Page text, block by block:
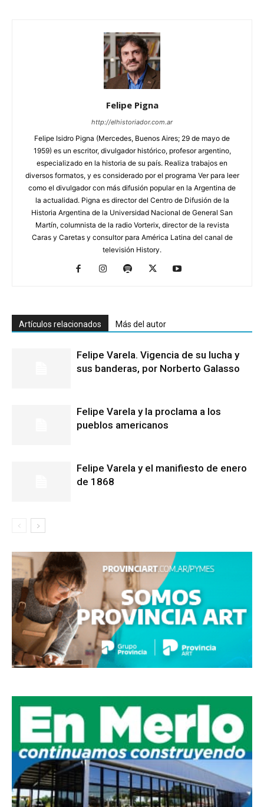
Felipe Pigna
http://elhistoriador.com.ar
Felipe Isidro Pigna (Mercedes, Buenos Aires; 29 de mayo de
1959) es un escritor, divulgador histórico, profesor argentino,
especializado en la historia de su país. Realiza trabajos en
diversos formatos, y es considerado por el programa Ver para leer
como el divulgador con más difusión popular en la Argentina de
la actualidad. Pigna es director del Centro de Difusión de la
Historia Argentina de la Universidad Nacional de General San
Martín, columnista de la radio Vorterix, director de la revista
Caras y Caretas y consultor para América Latina del canal de
televisión History.
Artículos relacionados Más del autor
Felipe Varela. Vigencia de su lucha y
sus banderas, por Norberto Galasso
Felipe Varela y la proclama a los
pueblos americanos
Felipe Varela y el manifiesto de enero
de 1868